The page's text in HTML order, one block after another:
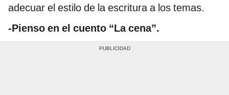
adecuar el estilo de la escritura a los temas.
-Pienso en el cuento “La cena”.